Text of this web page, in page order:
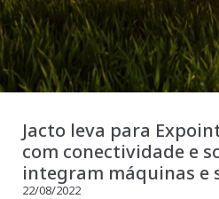
Jacto leva para
com conectividade e
integram máquinas e
22/08/2022